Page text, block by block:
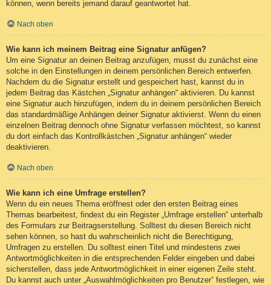
können, wenn bereits jemand darauf geantwortet hat.
Nach oben
Wie kann ich meinem Beitrag eine Signatur anfügen?
Um eine Signatur an deinen Beitrag anzufügen, musst du zunächst eine
solche in den Einstellungen in deinem persönlichen Bereich entwerfen.
Nachdem du die Signatur erstellt und gespeichert hast, kannst du in
jedem Beitrag das Kästchen „Signatur anhängen“ aktivieren. Du kannst
eine Signatur auch hinzufügen, indem du in deinem persönlichen Bereich
das standardmäßige Anhängen deiner Signatur aktivierst. Wenn du einen
einzelnen Beitrag dennoch ohne Signatur verfassen möchtest, so kannst
du dort einfach das Kontrollkästchen „Signatur anhängen“ wieder
deaktivieren.
Nach oben
Wie kann ich eine Umfrage erstellen?
Wenn du ein neues Thema eröffnest oder den ersten Beitrag eines
Themas bearbeitest, findest du ein Register „Umfrage erstellen“ unterhalb
des Formulars zur Beitragserstellung. Solltest du diesen Bereich nicht
sehen können, so hast du wahrscheinlich nicht die Berechtigung,
Umfragen zu erstellen. Du solltest einen Titel und mindestens zwei
Antwortmöglichkeiten in die entsprechenden Felder eingeben und dabei
sicherstellen, dass jede Antwortmöglichkeit in einer eigenen Zeile steht.
Du kannst auch unter „Auswahlmöglichkeiten pro Benutzer“ festlegen, wie